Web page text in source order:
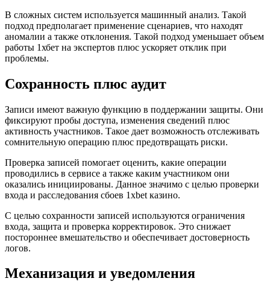
В сложных систем используется машинный анализ. Такой
подход предполагает применение сценариев, что находят
аномалии а также отклонения. Такой подход уменьшает объем
работы 1хбет на экспертов плюс ускоряет отклик при
проблемы.
Сохранность плюс аудит
Записи имеют важную функцию в поддержании защиты. Они
фиксируют пробы доступа, изменения сведений плюс
активность участников. Такое дает возможность отслеживать
сомнительную операцию плюс предотвращать риски.
Проверка записей помогает оценить, какие операции
проводились в сервисе а также каким участником они
оказались инициированы. Данное значимо с целью проверки
входа и расследования сбоев 1xbet казино.
С целью сохранности записей используются ограничения
входа, защита и проверка корректировок. Это снижает
постороннее вмешательство и обеспечивает достоверность
логов.
Механизация и уведомления